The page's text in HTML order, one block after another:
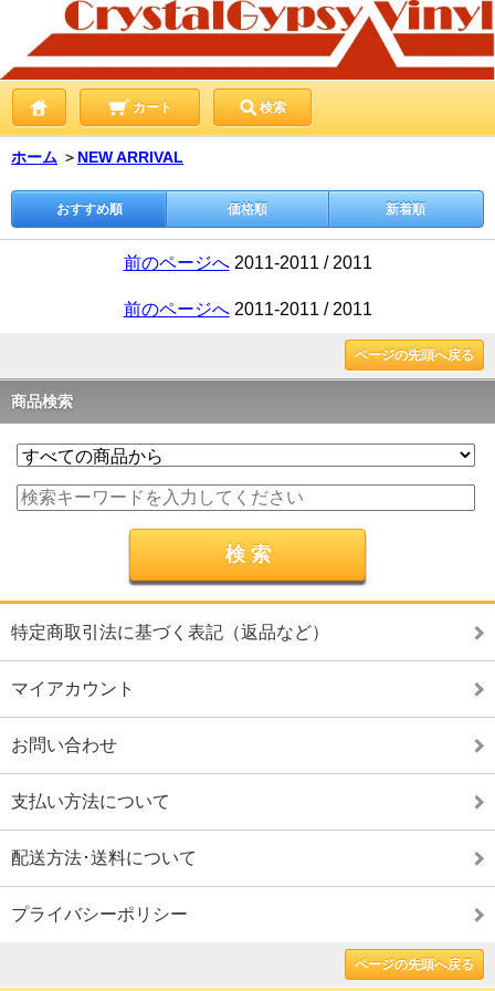
カート 検索
ホーム ＞ NEW ARRIVAL
おすすめ順 価格順 新着順
前のページへ2011-2011 / 2011
前のページへ2011-2011 / 2011
ページの先頭へ戻る
商品検索
特定商取引法に基づく表記（返品など）
マイアカウント
お問い合わせ
支払い方法について
配送方法･送料について
プライバシーポリシー
ページの先頭へ戻る